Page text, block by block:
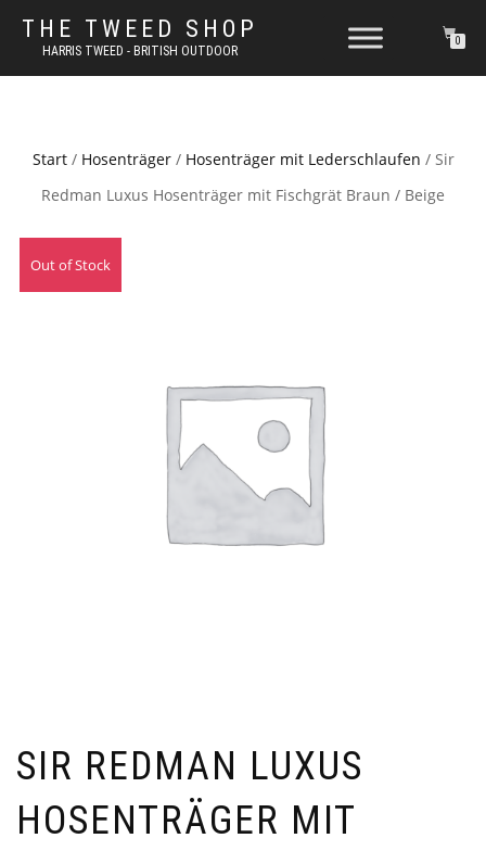
THE TWEED SHOP
HARRIS TWEED - BRITISH OUTDOOR
0
Start/ Hosenträger/ Hosenträger mit Lederschlaufen / Sir
Redman Luxus Hosenträger mit Fischgrät Braun / Beige
Out of Stock
SIR REDMAN LUXUS
HOSENTRÄGER MIT